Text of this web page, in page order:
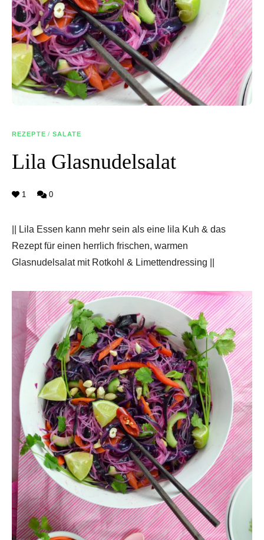
REZEPTE / SALATE
Lila Glasnudelsalat
1 0
|| Lila Essen kann mehr sein als eine lila Kuh & das
Rezept für einen herrlich frischen, warmen
Glasnudelsalat mit Rotkohl & Limettendressing ||